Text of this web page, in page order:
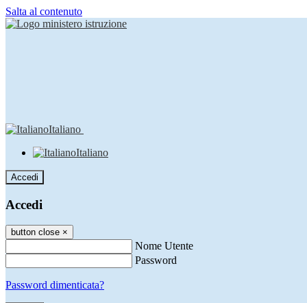
Salta al contenuto
Italiano
Italiano
Accedi
Accedi
button close ×
Nome Utente
Password
Password dimenticata?